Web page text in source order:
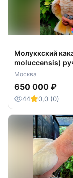
Молуккский
moluccensis)
Москва
650 000 ₽
44 0,0 (0)